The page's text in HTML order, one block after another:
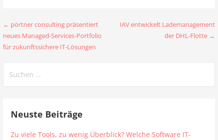
Beitragsnavigation
← pörtner consulting präsentiert
neues Managed-Services-Portfolio
für zukunftssichere IT-Lösungen
IAV entwickelt Lademanagement
der DHL-Flotte →
nach:
Neuste Beiträge
Zu viele Tools, zu wenig Überblick? Welche Software IT-